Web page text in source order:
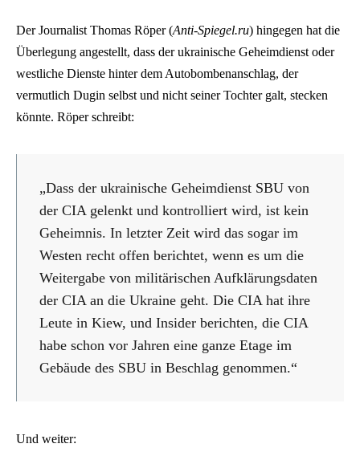
Der Journalist Thomas Röper (Anti-Spiegel.ru) hingegen hat die
Überlegung angestellt, dass der ukrainische Geheimdienst oder
westliche Dienste hinter dem Autobombenanschlag, der
vermutlich Dugin selbst und nicht seiner Tochter galt, stecken
könnte. Röper schreibt:
„Dass der ukrainische Geheimdienst SBU von
der CIA gelenkt und kontrolliert wird, ist kein
Geheimnis. In letzter Zeit wird das sogar im
Westen recht offen berichtet, wenn es um die
Weitergabe von militärischen Aufklärungsdaten
der CIA an die Ukraine geht. Die CIA hat ihre
Leute in Kiew, und Insider berichten, die CIA
habe schon vor Jahren eine ganze Etage im
Gebäude des SBU in Beschlag genommen.“
Und weiter: